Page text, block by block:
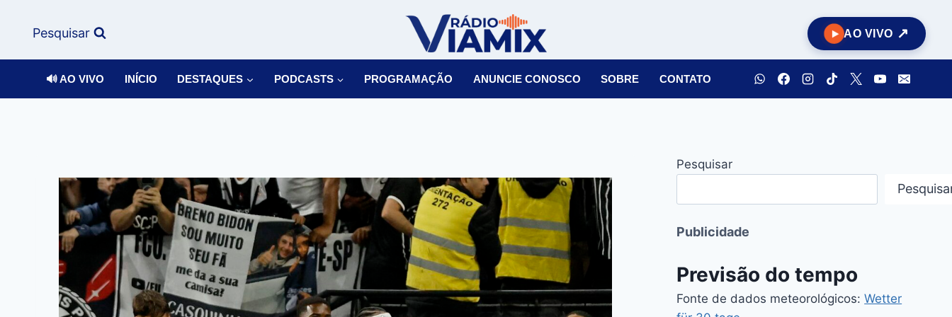
Pesquisar AO VIVO
🔊 AO VIVO INÍCIO DESTAQUES PODCASTS PROGRAMAÇÃO ANUNCIE CONOSCO SOBRE CONTATO
Pesquisar
Publicidade
Previsão do tempo
Fonte de dados meteorológicos:Wetter